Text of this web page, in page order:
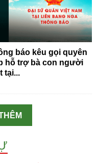
báo kêu gọi quyên
hỗ trợ bà con người
tại...